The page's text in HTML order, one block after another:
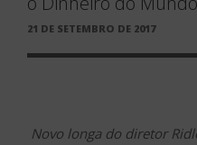
PUBLICADO
21 DE SETEMBRO DE 2017
Novo longa do diretor